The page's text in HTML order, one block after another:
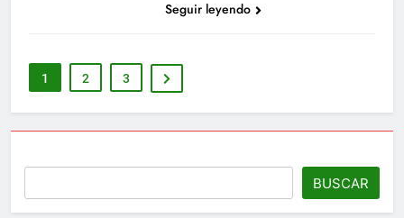
Seguir leyendo
1 2 3
BUSCAR